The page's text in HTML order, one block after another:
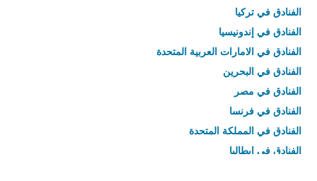
الفنادق في تركيا
الفنادق في إندونيسيا
الفنادق في الامارات العربية المتحدة
الفنادق في البحرين
الفنادق في مصر
الفنادق في فرنسا
الفنادق في المملكة المتحدة
الفنادق في إيطاليا